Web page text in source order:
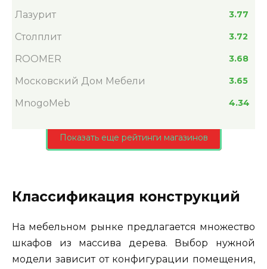
Лазурит 3.77
Столплит 3.72
ROOMER 3.68
Московский Дом Мебели 3.65
MnogoMeb 4.34
Показать еще рейтинги магазинов
Классификация конструкций
На мебельном рынке предлагается множество
шкафов из массива дерева. Выбор нужной
модели зависит от конфигурации помещения,